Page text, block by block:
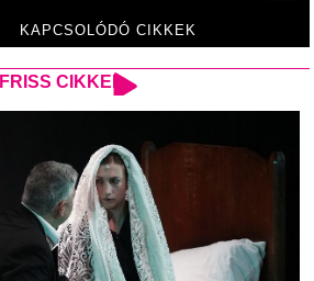
KAPCSOLÓDÓ CIKKEK
CIKKEI